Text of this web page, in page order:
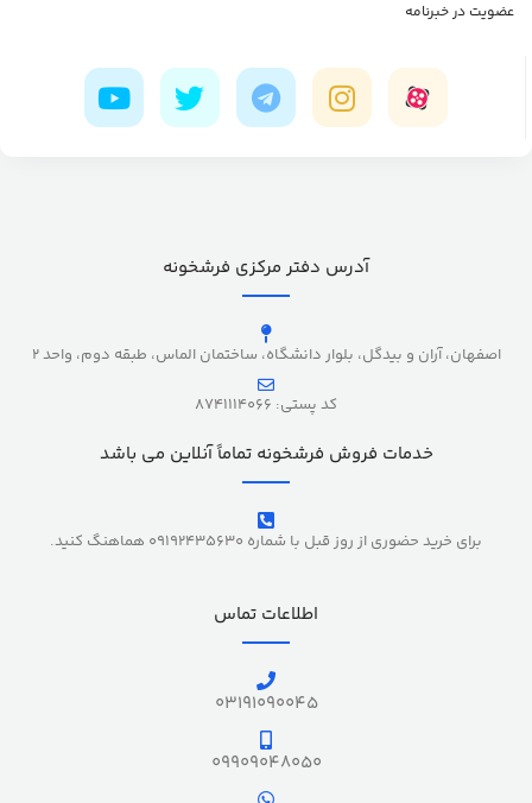
عضویت در خبرنامه
آدرس دفتر مرکزی فرشخونه
اصفهان، آران و بیدگل، بلوار دانشگاه، ساختمان الماس، طبقه دوم، واحد 2
کد پستی: 8741114066
خدمات فروش فرشخونه تماماً آنلاین می باشد
برای خرید حضوری از روز قبل با شماره 09192435630 هماهنگ کنید.
اطلاعات تماس
03191090045
09909048050